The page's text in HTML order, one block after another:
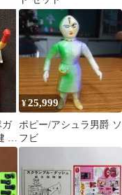
ガ
燕
¥25,999
ポピー/アシュラ男爵 ソ
フビ